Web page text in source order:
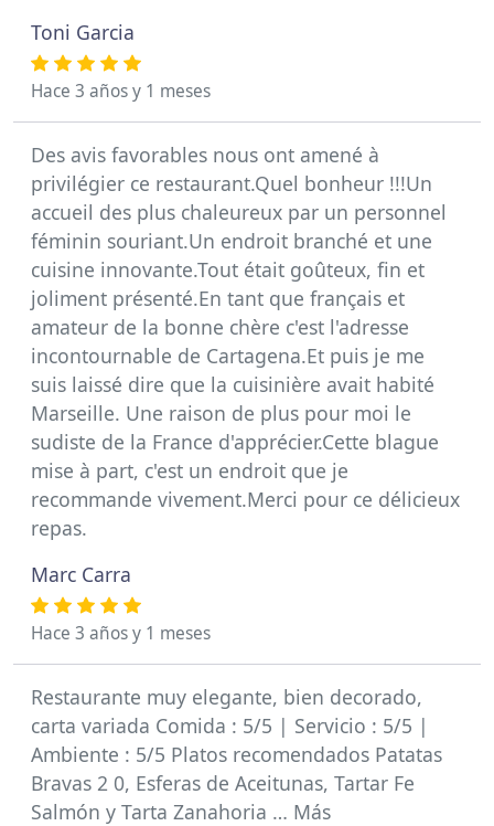
Toni Garcia
Hace 3 años y 1 meses
Des avis favorables nous ont amené à
privilégier ce restaurant.Quel bonheur !!!Un
accueil des plus chaleureux par un personnel
féminin souriant.Un endroit branché et une
cuisine innovante.Tout était goûteux, fin et
joliment présenté.En tant que français et
amateur de la bonne chère c'est l'adresse
incontournable de Cartagena.Et puis je me
suis laissé dire que la cuisinière avait habité
Marseille. Une raison de plus pour moi le
sudiste de la France d'apprécier.Cette blague
mise à part, c'est un endroit que je
recommande vivement.Merci pour ce délicieux
repas.
Marc Carra
Hace 3 años y 1 meses
Restaurante muy elegante, bien decorado,
carta variada Comida : 5/5 | Servicio : 5/5 |
Ambiente : 5/5 Platos recomendados Patatas
Bravas 2 0, Esferas de Aceitunas, Tartar Fe
Salmón y Tarta Zanahoria … Más